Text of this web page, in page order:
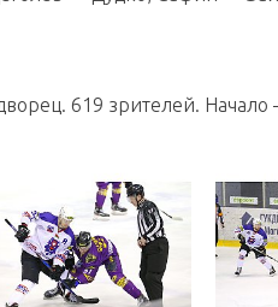
619 зрителей. Начало